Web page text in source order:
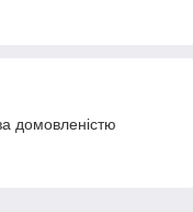
домовленістю